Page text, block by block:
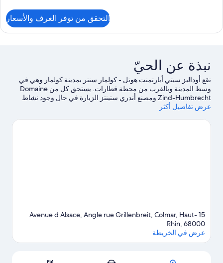
One-
التحقق من توفر الغرف والأسعار
نبذة عن الحيّ
تقع أوداليز سيتي أبارتمنت هوتل - كولمار سنتر بمدينة كولمار وهي في
وسط المدينة وبالقرب من محطة قطارات. يستحق كل من Domaine
Zind-Humbrecht ومصنع أندري ستينتز الزيارة في حال وجود نشاط
على جدول الأعمال، بينما يُمكن زيارة كل من متنزه بارك دو شام دو
عرض تفاصيل أكثر
15 Avenue d Alsace, Angle rue Grillenbreit, Colmar, Haut-
Rhin, 68000
عرض في الخريطة